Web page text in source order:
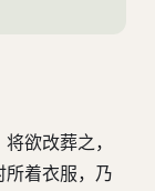
欲改葬之，
所着衣服，乃